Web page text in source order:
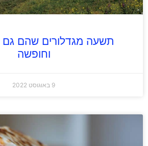
תשעה מגדלורים שהם גם
וחופשה
9 באוגוסט 2022